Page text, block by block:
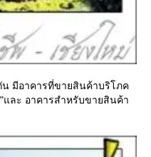
น มีอาคารที่ขายสินค้าบริโภค
"และ อาคารสำหรับขายสินค้า